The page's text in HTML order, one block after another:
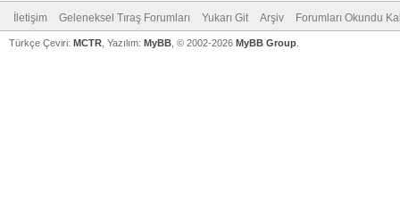
İletişim Geleneksel Tıraş Forumları Yukarı Git Arşiv Forumları Okundu
Türkçe Çeviri: MCTR , Yazılım: MyBB , © 2002-2026 MyBB Group